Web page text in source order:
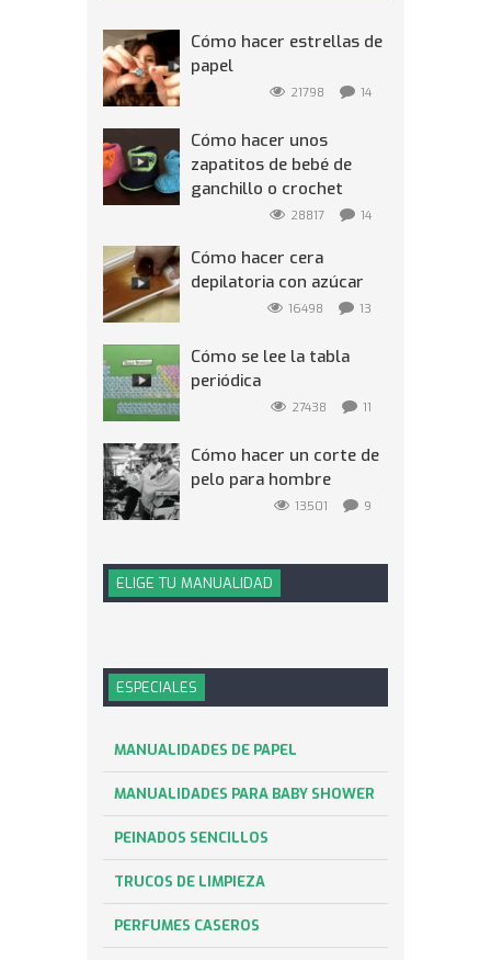
Cómo hacer estrellas de
papel
21798 14
Cómo hacer unos
zapatitos de bebé de
ganchillo o crochet
28817 14
Cómo hacer cera
depilatoria con azúcar
16498 13
Cómo se lee la tabla
periódica
27438 11
Cómo hacer un corte de
pelo para hombre
13501 9
ELIGE TU MANUALIDAD
ESPECIALES
MANUALIDADES DE PAPEL
MANUALIDADES PARA BABY SHOWER
PEINADOS SENCILLOS
TRUCOS DE LIMPIEZA
PERFUMES CASEROS